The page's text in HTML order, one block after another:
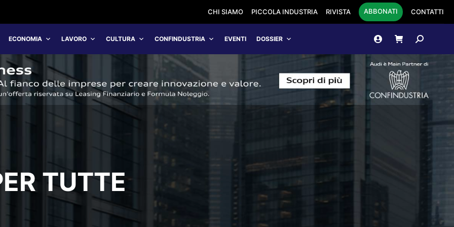
CHI SIAMO PICCOLA INDUSTRIA RIVISTA ABBONATI CONTATTI
ECONOMIA LAVORO CULTURA CONFINDUSTRIA EVENTI DOSSIER Cerca:
TUTTE